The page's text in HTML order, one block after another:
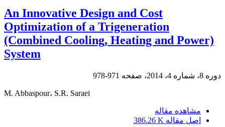
An Innovative Design and Cost
Optimization of a Trigeneration
(Combined Cooling, Heating and Power)
System
دوره 8، شماره 4، 2014، صفحه 971-978
M. Abbaspour، S.R. Saraei
مشاهده مقاله
اصل مقاله 386.26 K